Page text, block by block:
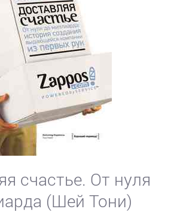
счастье. От нуля
(Шей Тони)